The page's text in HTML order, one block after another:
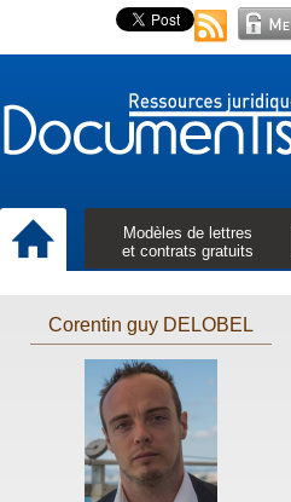
Modèles de lettres
et contrats gratuits
Corentin guy DELOBEL